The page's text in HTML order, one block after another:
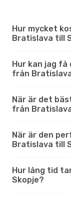
Hur mycket
Bratislava till
Hur kan jag få
från
När är det
från
När är den
Bratislava till
Hur lång tid
Skopje?